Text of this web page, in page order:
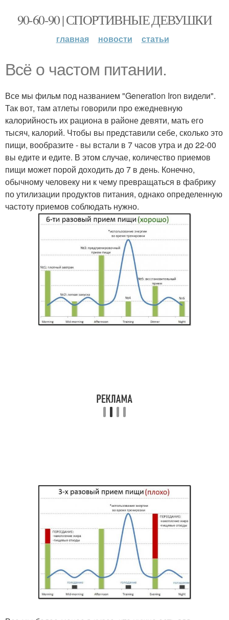
90-60-90 | СПОРТИВНЫЕ ДЕВУШКИ
главная новости статьи
Всё о частом питании.
Все мы фильм под названием "Generation Iron видели".
Так вот, там атлеты говорили про ежедневную
калорийность их рациона в районе девяти, мать его
тысяч, калорий. Чтобы вы представили себе, сколько это
пищи, вообразите - вы встали в 7 часов утра и до 22-00
вы едите и едите. В этом случае, количество приемов
пищи может порой доходить до 7 в день. Конечно,
обычному человеку ни к чему превращаться в фабрику
по утилизации продуктов питания, однако определенную
частоту приемов соблюдать нужно.